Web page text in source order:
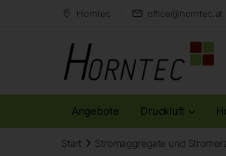
Horntec office@horntec.at
Angebote Druckluft
Start Stromaggregate und